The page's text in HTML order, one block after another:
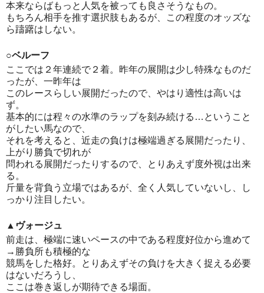
本来ならばもっと人気を被っても良さそうなもの。
もちろん相手を推す選択肢もあるが、この程度のオッズな
ら躊躇はしない。
○ベルーフ
ここでは２年連続で２着。昨年の展開は少し特殊なものだ
ったが、一昨年は
このレースらしい展開だったので、やはり適性は高いは
ず。
基本的には程々の水準のラップを刻み続ける…ということ
がしたい馬なので、
それを考えると、近走の負けは極端過ぎる展開だったり、
上がり勝負で切れが
問われる展開だったりするので、とりあえず度外視は出来
る。
斤量を背負う立場ではあるが、全く人気していないし、し
っかり注目したい。
▲ヴォージュ
前走は、極端に速いペースの中である程度好位から進めて
→勝負所も積極的な
競馬をした格好。とりあえずその負けを大きく捉える必要
はないだろうし、
ここは巻き返しが期待できる場面。